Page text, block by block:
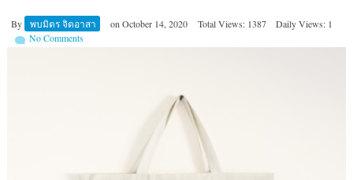
By พบมิตร จิตอาสา on October 14, 2020 Total Views: 1387
Daily Views: 1
No Comments